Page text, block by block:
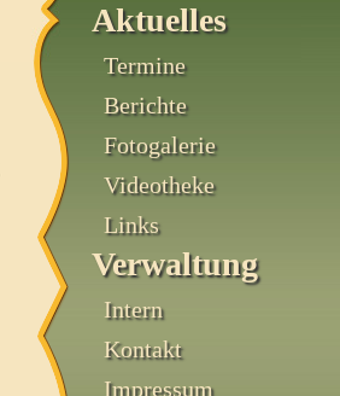
Aktuelles
Termine
Berichte
Fotogalerie
Videotheke
Links
Verwaltung
Intern
Kontakt
Impressum